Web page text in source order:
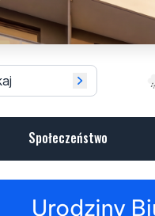
Społeczeństwo